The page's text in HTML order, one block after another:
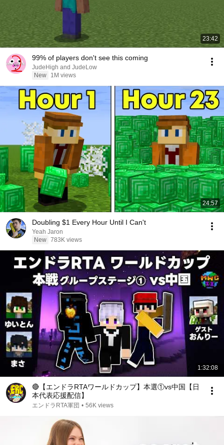
23:42
99% of players don't see this coming
JudeHigh and JudeLow
New
1M views
24:57
Doubling $1 Every Hour Until I Can't
Yeah Jaron
New 783K views
1:32:08
🔴【エンドラRTAワールドカップ】本選①vs中国【日
本代表応援配信】
エンドラRTA軍団 • 56K views